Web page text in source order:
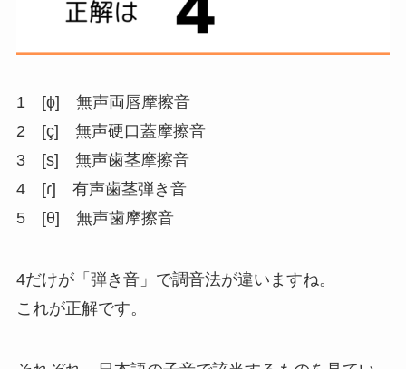
1 [ɸ] 無声両唇摩擦音
2 [ç] 無声硬口蓋摩擦音
3 [s] 無声歯茎摩擦音
4 [ɾ] 有声歯茎弾き音
5 [θ] 無声歯摩擦音
4だけが「弾き音」で調音法が違いますね。
これが正解です。